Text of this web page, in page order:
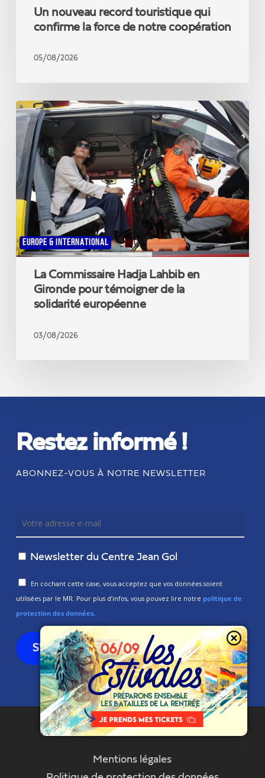
Un nouveau record touristique qui
confirme la force de notre coopération
05/08/2026
EUROPE & INTERNATIONAL
La
Commissaire
Hadja
Lahbib
en
Gironde
pour
témoigner
de
solidarité
européenne
La Commissaire Hadja Lahbib en
Gironde pour témoigner de la
solidarité européenne
03/08/2026
Restez informé !
ABONNEZ-VOUS À NOTRE NEWSLETTER
Newsletter du Centre Jean Gol
En cochant cette case, vous acceptez que vos données soient
utilisées par le MR. Pour plus d’infos, vous pouvez lire notre politique de
protection des données.
Mentions légales